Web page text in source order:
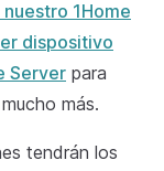
1Home
dispositivo
Server para
más.
tendrán los